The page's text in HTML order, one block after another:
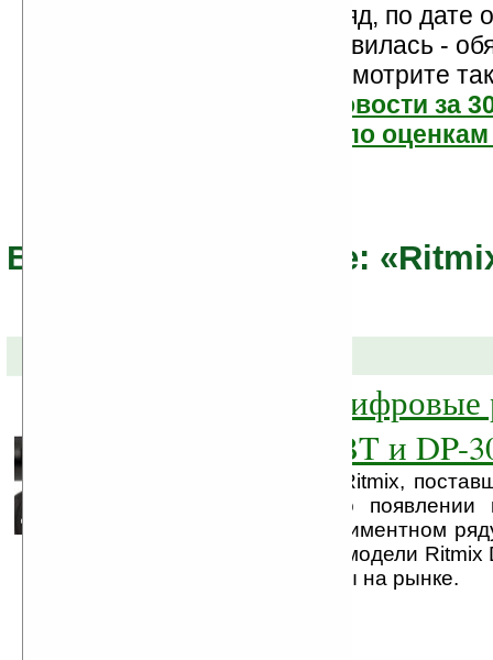
Новости показаны подряд, по дате
Если новость вам понравилась -
проголосуйте! Посмотрите
самые читаемые новости за
самые лучшие новости по оценкам
Все новости по теме:
Электронные
Ritmix DP-205 BT и DP-
Корейская компания Ritmix,
техники, объявляет о появлении
направления в ассортиментном
цифровых ручек. Две модели Ritmix
305i уже представлены на рынке.